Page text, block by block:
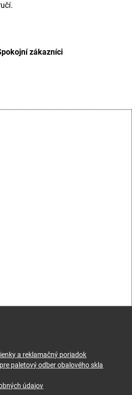
zákazníci
a reklamačný poriadok
paletový odber obalového skla
údajov